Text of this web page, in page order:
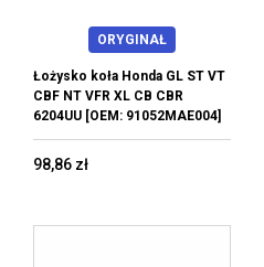
ORYGINAŁ
Łożysko koła Honda GL ST VT
CBF NT VFR XL CB CBR
6204UU [OEM: 91052MAE004]
98,86 zł